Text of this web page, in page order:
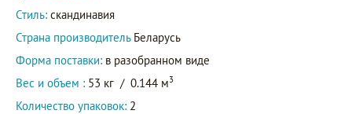
Стиль: скандинавия
Страна производитель Беларусь
Форма поставки: в разобранном виде
Вес и объем : 53 кг / 0.144 м3
Количество упаковок: 2